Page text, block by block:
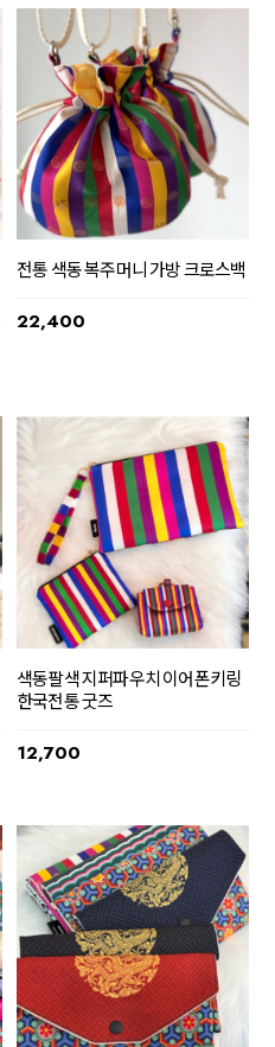
전통 색동 복주머니 가방 크로스백
22,400
색동팔색 지퍼파우치 이어폰키링
한국전통 굿즈
12,700